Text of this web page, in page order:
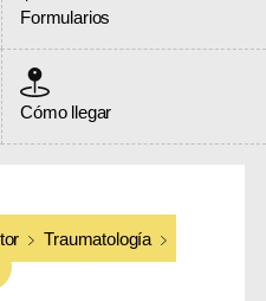
Formularios
Cómo llegar
Traumatología